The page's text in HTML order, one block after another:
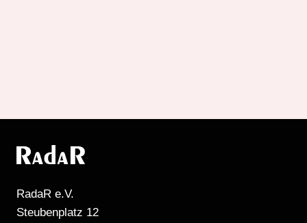
RadaR e.V.
Steubenplatz 12